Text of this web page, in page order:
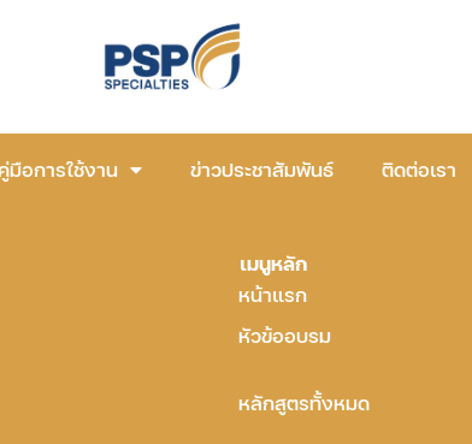
มือการใช้งาน ข่าวประชาสัมพันธ์ ติดต่อเรา
เมนูหลัก
หน้าแรก
หัวข้ออบรม
หลักสูตรทั้งหมด